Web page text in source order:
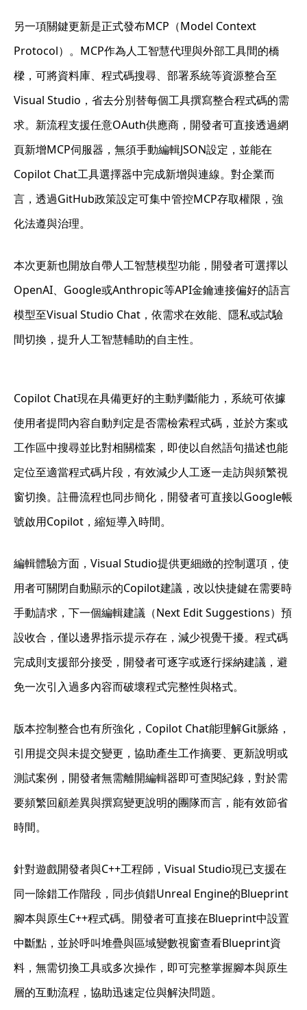
另一項關鍵更新是正式發布MCP（Model Context
Protocol）。MCP作為人工智慧代理與外部工具間的橋
樑，可將資料庫、程式碼搜尋、部署系統等資源整合至
Visual Studio，省去分別替每個工具撰寫整合程式碼的需
求。新流程支援任意OAuth供應商，開發者可直接透過網
頁新增MCP伺服器，無須手動編輯JSON設定，並能在
Copilot Chat工具選擇器中完成新增與連線。對企業而
言，透過GitHub政策設定可集中管控MCP存取權限，強
化法遵與治理。
本次更新也開放自帶人工智慧模型功能，開發者可選擇以
OpenAI、Google或Anthropic等API金鑰連接偏好的語言
模型至Visual Studio Chat，依需求在效能、隱私或試驗
間切換，提升人工智慧輔助的自主性。
Copilot Chat現在具備更好的主動判斷能力，系統可依據
使用者提問內容自動判定是否需檢索程式碼，並於方案或
工作區中搜尋並比對相關檔案，即使以自然語句描述也能
定位至適當程式碼片段，有效減少人工逐一走訪與頻繁視
窗切換。註冊流程也同步簡化，開發者可直接以Google帳
號啟用Copilot，縮短導入時間。
編輯體驗方面，Visual Studio提供更細緻的控制選項，使
用者可關閉自動顯示的Copilot建議，改以快捷鍵在需要時
手動請求，下一個編輯建議（Next Edit Suggestions）預
設收合，僅以邊界指示提示存在，減少視覺干擾。程式碼
完成則支援部分接受，開發者可逐字或逐行採納建議，避
免一次引入過多內容而破壞程式完整性與格式。
版本控制整合也有所強化，Copilot Chat能理解Git脈絡，
引用提交與未提交變更，協助產生工作摘要、更新說明或
測試案例，開發者無需離開編輯器即可查閱紀錄，對於需
要頻繁回顧差異與撰寫變更說明的團隊而言，能有效節省
時間。
針對遊戲開發者與C++工程師，Visual Studio現已支援在
同一除錯工作階段，同步偵錯Unreal Engine的Blueprint
腳本與原生C++程式碼。開發者可直接在Blueprint中設置
中斷點，並於呼叫堆疊與區域變數視窗查看Blueprint資
料，無需切換工具或多次操作，即可完整掌握腳本與原生
層的互動流程，協助迅速定位與解決問題。